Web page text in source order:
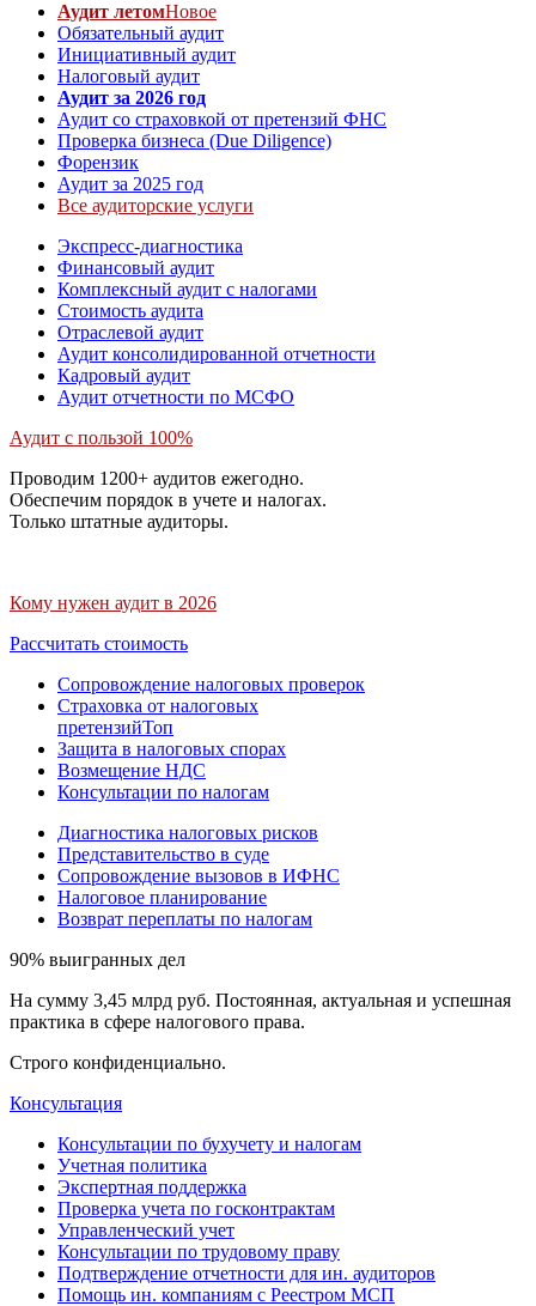
Аудит летомНовое
Обязательный аудит
Инициативный аудит
Налоговый аудит
Аудит за 2026 год
Аудит со страховкой от претензий ФНС
Проверка бизнеса (Due Diligence)
Форензик
Аудит за 2025 год
Все аудиторские услуги
Экспресс-диагностика
Финансовый аудит
Комплексный аудит с налогами
Стоимость аудита
Отраслевой аудит
Аудит консолидированной отчетности
Кадровый аудит
Аудит отчетности по МСФО
Аудит с пользой 100%
Проводим 1200+ аудитов ежегодно.
Обеспечим порядок в учете и налогах.
Только штатные аудиторы.
Кому нужен аудит в 2026
Рассчитать стоимость
Сопровождение налоговых проверок
Страховка от налоговых
претензийТоп
Защита в налоговых спорах
Возмещение НДС
Консультации по налогам
Диагностика налоговых рисков
Представительство в суде
Сопровождение вызовов в ИФНС
Налоговое планирование
Возврат переплаты по налогам
90% выигранных дел
На сумму 3,45 млрд руб. Постоянная, актуальная и успешная
практика в сфере налогового права.
Строго конфиденциально.
Консультация
Консультации по бухучету и налогам
Учетная политика
Экспертная поддержка
Проверка учета по госконтрактам
Управленческий учет
Консультации по трудовому праву
Подтверждение отчетности для ин. аудиторов
Помощь ин. компаниям с Реестром МСП